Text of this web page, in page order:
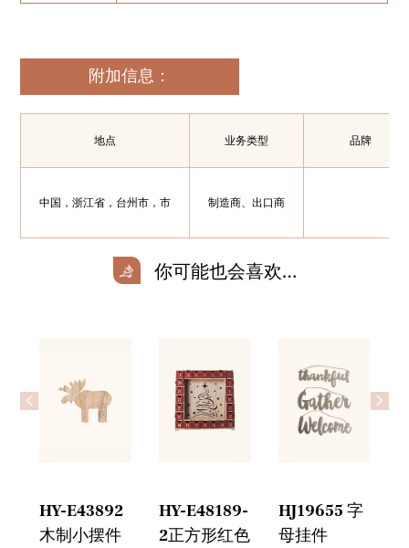
附加信息：
地点 业务类型 品牌
中国，浙江省，台州市，市 制造商、出口商
你可能也会喜欢…
HY-E43892
木制小摆件
HY-E48189-
2正方形红色
HJ19655 字
母挂件
< >